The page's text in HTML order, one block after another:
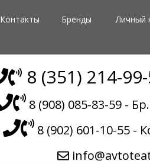
Контакты Бренды Личный
8 (351) 214-
8 (908) 085-83-59 -
8 (902) 601-10-55 -